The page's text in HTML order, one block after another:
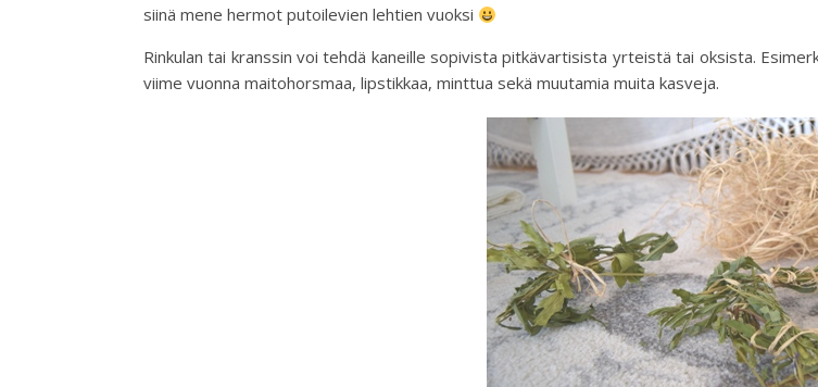
siinä mene hermot putoilevien lehtien vuoksi
Rinkulan tai kranssin voi tehdä kaneille sopivista pitkävartisista yrteistä tai oksista.
viime vuonna maitohorsmaa, lipstikkaa, minttua sekä muutamia muita kasveja.